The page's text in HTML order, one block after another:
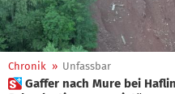
Chronik » Unfassbar
 Gaffer nach Mure bei Hafling: „Ab sofort werden